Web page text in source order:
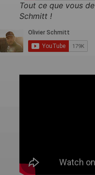
Tout ce que vous
Schmitt !